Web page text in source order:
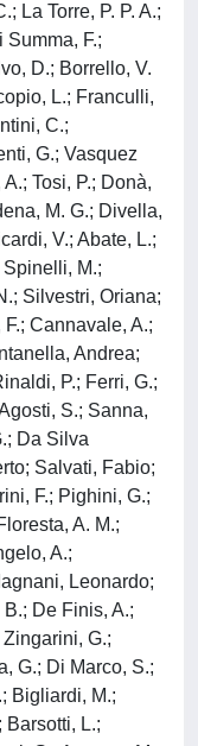
La Torre, P. P. A.;
F.;
D.; Borrello, V.
L.; Franculli,
C.;
G.; Vasquez
Tosi, P.; Donà,
M. G.; Divella,
V.; Abate, L.;
M.;
Silvestri, Oriana;
Cannavale, A.;
Andrea;
P.; Ferri, G.;
S.; Sanna,
Da Silva
Salvati, Fabio;
F.; Pighini, G.;
A. M.;
A.;
Leonardo;
De Finis, A.;
G.;
G.; Di Marco, S.;
Bigliardi, M.;
Barsotti, L.;